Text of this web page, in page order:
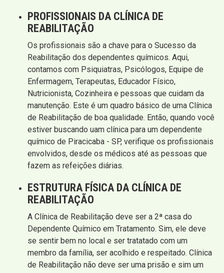
PROFISSIONAIS DA CLÍNICA DE
REABILITAÇÃO
Os profissionais são a chave para o Sucesso da
Reabilitação dos dependentes químicos. Aqui,
contamos com Psiquiatras, Psicólogos, Equipe de
Enfermagem, Terapeutas, Educador Físico,
Nutricionista, Cozinheira e pessoas que cuidam da
manutenção. Este é um quadro básico de uma Clínica
de Reabilitação de boa qualidade. Então, quando você
estiver buscando uam clínica para um dependente
químico de Piracicaba - SP, verifique os profissionais
envolvidos, desde os médicos até as pessoas que
fazem as refeições diárias.
ESTRUTURA FÍSICA DA CLÍNICA DE
REABILITAÇÃO
A Clínica de Reabilitação deve ser a 2ª casa do
Dependente Químico em Tratamento. Sim, ele deve
se sentir bem no local e ser tratatado com um
membro da família, ser acolhido e respeitado. Clínica
de Reabilitação não deve ser uma prisão e sim um